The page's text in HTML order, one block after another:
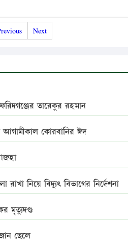
Next
তারেকুর রহমান
আগামীকাল কোরবানির ঈদ
নিয়ে বিদ্যুৎ বিভাগের নির্দেশনা
মৃত্যুদণ্ড
ছেলে